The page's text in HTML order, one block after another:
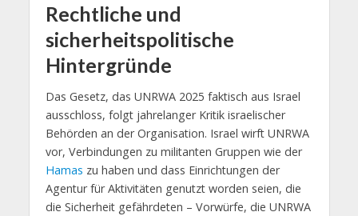
Rechtliche und
sicherheitspolitische
Hintergründe
Das Gesetz, das UNRWA 2025 faktisch aus Israel
ausschloss, folgt jahrelanger Kritik israelischer
Behörden an der Organisation. Israel wirft UNRWA
vor, Verbindungen zu militanten Gruppen wie der
Hamas zu haben und dass Einrichtungen der
Agentur für Aktivitäten genutzt worden seien, die
die Sicherheit gefährdeten – Vorwürfe, die UNRWA